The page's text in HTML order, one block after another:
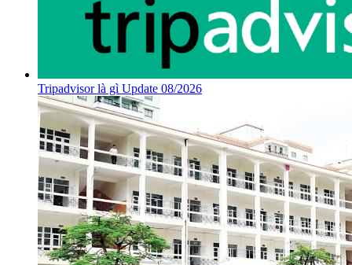
Tripadvisor là gì Update 08/2026